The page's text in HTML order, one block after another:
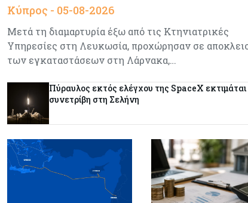
Κύπρος - 05-08-2026
Μετά τη διαμαρτυρία έξω από τις Κτηνιατρικές
Υπηρεσίες στη Λευκωσία, προχώρησαν σε
των εγκαταστάσεων στη Λάρνακα,…
Πύραυλος εκτός ελέγχου της SpaceX εκτιμάται
συνετρίβη στη Σελήνη